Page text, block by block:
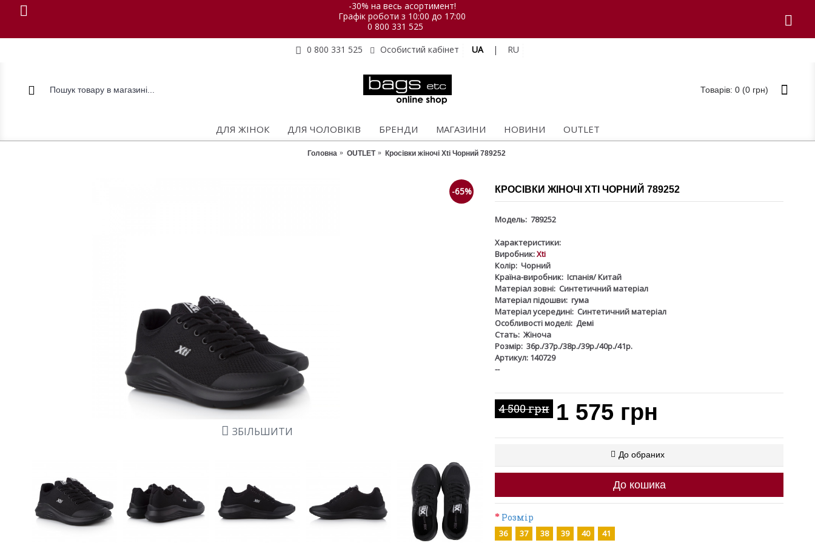
-30% на весь асортимент!
Графік роботи з 10:00 до 17:00
0 800 331 525
0 800 331 525
Особистий кабінет UA | RU
Товарів: 0 (0 грн)
ДЛЯ ЖІНОК ДЛЯ ЧОЛОВІКІВ БРЕНДИ МАГАЗИНИ НОВИНИ OUTLET
Головна OUTLET Кросівки жіночі Xti Чорний 789252
-65%
ЗБІЛЬШИТИ
КРОСІВКИ ЖІНОЧІ XTI ЧОРНИЙ 789252
Модель: 789252
Характеристики:
Виробник:Xti
Колір: Чорний
Країна-виробник: Іспанія/ Китай
Матеріал зовні: Синтетичний матеріал
Матеріал підошви: гума
Матеріал усередині: Синтетичний матеріал
Особливості моделі: Демі
Стать: Жіноча
Розмір: 36р./37р./38р./39р./40р./41р.
Артикул: 140729
--
4 500 грн 1 575 грн
До обраних
До кошика
Розмір
36 37 38 39 40 41